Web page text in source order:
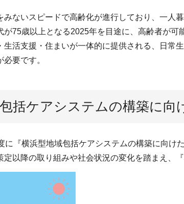
みないスピードで高齢化が進行しており、一
が75歳以上となる2025年を目途に、高齢者が
生活支援・住まいが一体的に提供される、日常
要です。
括ケアシステムの構築に
に『横浜型地域包括ケアシステムの構築に向け
定以降の取り組みや社会状況の変化を踏まえ、